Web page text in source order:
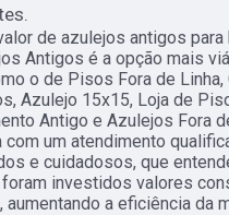
de azulejos antigos
Antigos é a opção mais
o de Pisos Fora de Linha,
Azulejo 15x15, Loja de
Antigo e Azulejos Fora
um atendimento
e cuidadosos, que
investidos valores
a eficiência da